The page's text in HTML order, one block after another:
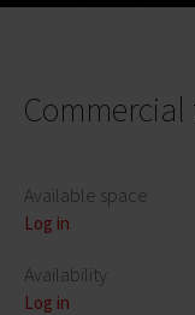
Available space
Log in
Availability
Log in